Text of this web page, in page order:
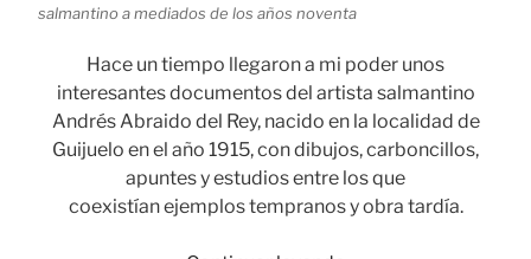
salmantino a mediados de los años noventa
Hace un tiempo llegaron a mi poder unos
interesantes documentos del artista salmantino
Andrés Abraido del Rey, nacido en la localidad de
Guijuelo en el año 1915, con dibujos, carboncillos,
apuntes y estudios entre los que
coexistían ejemplos tempranos y obra tardía.